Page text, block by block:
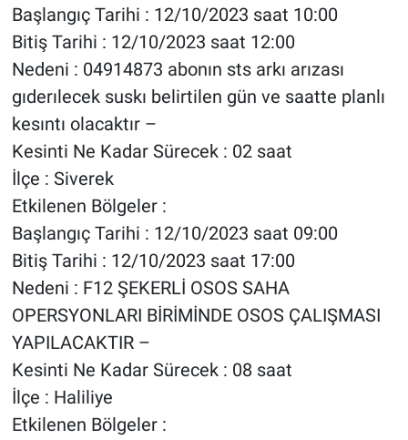
Başlangıç Tarihi : 12/10/2023 saat 10:00
Bitiş Tarihi : 12/10/2023 saat 12:00
Nedeni : 04914873 abonın sts arkı arızası
gıderılecek suskı belirtilen gün ve saatte planlı
kesıntı olacaktır –
Kesinti Ne Kadar Sürecek : 02 saat
İlçe : Siverek
Etkilenen Bölgeler :
Başlangıç Tarihi : 12/10/2023 saat 09:00
Bitiş Tarihi : 12/10/2023 saat 17:00
Nedeni : F12 ŞEKERLİ OSOS SAHA
OPERSYONLARI BİRİMİNDE OSOS ÇALIŞMASI
YAPILACAKTIR –
Kesinti Ne Kadar Sürecek : 08 saat
İlçe : Haliliye
Etkilenen Bölgeler :